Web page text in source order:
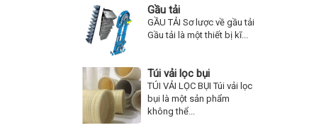
Gầu tải
GẦU TẢI Sơ lược về gầu tải
Gầu tải là một thiết bị kĩ...
Túi vải lọc bụi
TÚI VẢI LỌC BỤI Túi vải lọc
bụi là một sản phẩm
không thể...